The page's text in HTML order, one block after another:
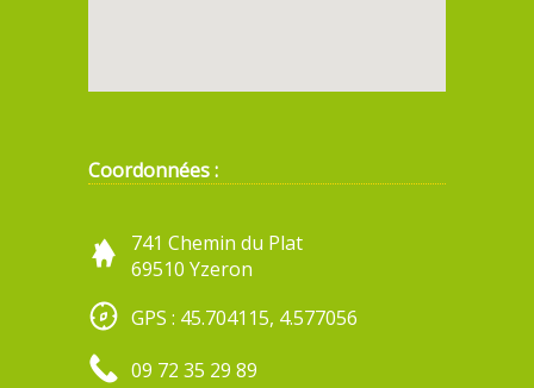
Coordonnées :
741 Chemin du Plat
69510 Yzeron
GPS : 45.704115, 4.577056
09 72 35 29 89